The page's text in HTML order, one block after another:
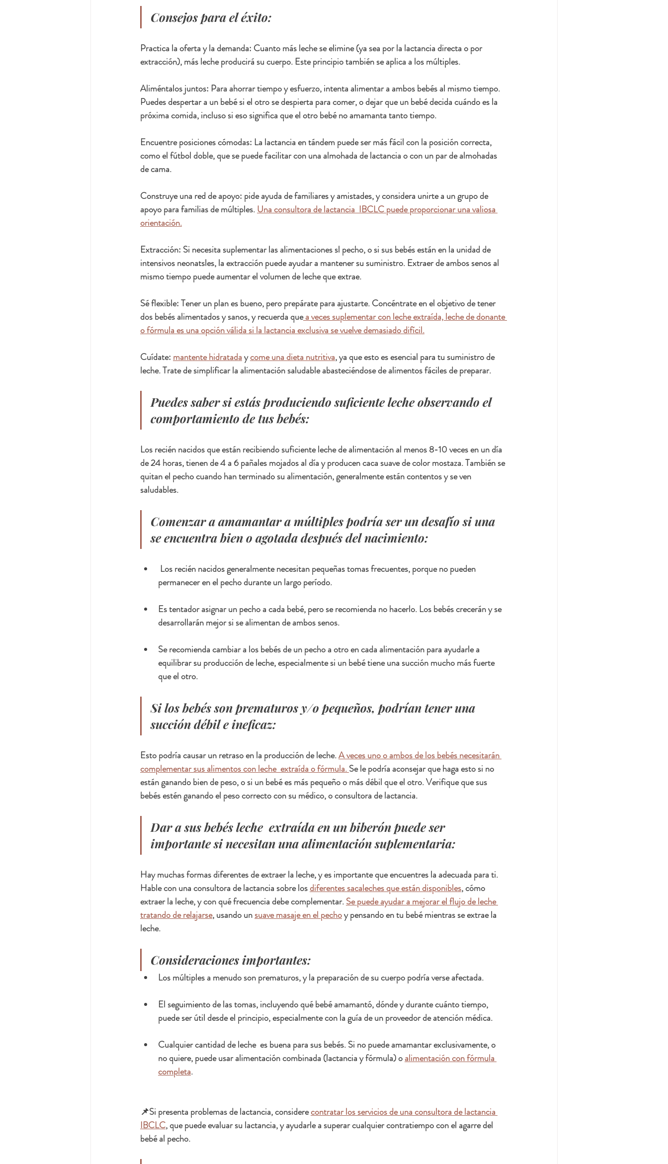
Consejos para el éxito:
Practica la oferta y la demanda: Cuanto más leche se elimine (ya sea por la lactancia directa o por
extracción), más leche producirá su cuerpo. Este principio también se aplica a los múltiples.
Aliméntalos juntos: Para ahorrar tiempo y esfuerzo, intenta alimentar a ambos bebés al mismo tiempo.
Puedes despertar a un bebé si el otro se despierta para comer, o dejar que un bebé decida cuándo es la
próxima comida, incluso si eso significa que el otro bebé no amamanta tanto tiempo.
Encuentre posiciones cómodas: La lactancia en tándem puede ser más fácil con la posición correcta,
como el fútbol doble, que se puede facilitar con una almohada de lactancia o con un par de almohadas
de cama.
Construye una red de apoyo: pide ayuda de familiares y amistades, y considera unirte a un grupo de
apoyo para familias de múltiples. Una consultora de lactancia  IBCLC puede proporcionar una valiosa
orientación.
Extracción: Si necesita suplementar las alimentaciones sl pecho, o si sus bebés están en la unidad de
intensivos neonatsles, la extracción puede ayudar a mantener su suministro. Extraer de ambos senos al
mismo tiempo puede aumentar el volumen de leche que extrae.
Sé flexible: Tener un plan es bueno, pero prepárate para ajustarte. Concéntrate en el objetivo de tener
dos bebés alimentados y sanos, y recuerda que a veces suplementar con leche extraída, leche de donante
o fórmula es una opción válida si la lactancia exclusiva se vuelve demasiado difícil.
Cuídate: mantente hidratada y come una dieta nutritiva, ya que esto es esencial para tu suministro de
leche. Trate de simplificar la alimentación saludable abasteciéndose de alimentos fáciles de preparar.
Puedes saber si estás produciendo suficiente leche observando el
comportamiento de tus bebés:
Los recién nacidos que están recibiendo suficiente leche de alimentación al menos 8-10 veces en un día
de 24 horas, tienen de 4 a 6 pañales mojados al día y producen caca suave de color mostaza. También se
quitan el pecho cuando han terminado su alimentación, generalmente están contentos y se ven
saludables.
Comenzar a amamantar a múltiples podría ser un desafío si una
se encuentra bien o agotada después del nacimiento:
permanecer en el pecho durante un largo período.
Es tentador asignar un pecho a cada bebé, pero se recomienda no hacerlo. Los bebés crecerán y se
desarrollarán mejor si se alimentan de ambos senos.
Se recomienda cambiar a los bebés de un pecho a otro en cada alimentación para ayudarle a
equilibrar su producción de leche, especialmente si un bebé tiene una succión mucho más fuerte
que el otro.
Si los bebés son prematuros y/o pequeños, podrían tener una
succión débil e ineficaz:
Esto podría causar un retraso en la producción de leche. A veces uno o ambos de los bebés necesitarán
complementar sus alimentos con leche  extraída o fórmula. Se le podría aconsejar que haga esto si no
están ganando bien de peso, o si un bebé es más pequeño o más débil que el otro. Verifique que sus
bebés estén ganando el peso correcto con su médico, o consultora de lactancia.
Dar a sus bebés leche  extraída en un biberón puede ser
importante si necesitan una alimentación suplementaria:
Hay muchas formas diferentes de extraer la leche, y es importante que encuentres la adecuada para ti.
Hable con una consultora de lactancia sobre los diferentes sacaleches que están disponibles, cómo
extraer la leche, y con qué frecuencia debe complementar. Se puede ayudar a mejorar el flujo de leche
tratando de relajarse, usando un suave masaje en el pecho y pensando en tu bebé mientras se extrae la
leche.
Consideraciones importantes:
Los múltiples a menudo son prematuros, y la preparación de su cuerpo podría verse afectada.
El seguimiento de las tomas, incluyendo qué bebé amamantó, dónde y durante cuánto tiempo,
puede ser útil desde el principio, especialmente con la guía de un proveedor de atención médica.
Cualquier cantidad de leche  es buena para sus bebés. Si no puede amamantar exclusivamente, o
no quiere, puede usar alimentación combinada (lactancia y fórmula) o alimentación con fórmula
completa.
📌Si presenta problemas de lactancia, considere contratar los servicios de una consultora de lactancia
IBCLC, que puede evaluar su lactancia, y ayudarle a superar cualquier contratiempo con el agarre del
bebé al pecho.